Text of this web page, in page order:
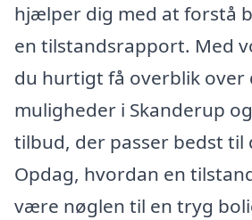
hjælper dig med at forstå
en tilstandsrapport. Med
du hurtigt få overblik over
muligheder i Skanderup
tilbud, der passer bedst til
Opdag, hvordan en
være nøglen til en tryg